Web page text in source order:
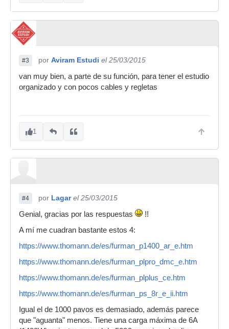
#3 por Aviram Estudi el 25/03/2015
van muy bien, a parte de su función, para tener el estudio
organizado y con pocos cables y regletas
1
#4 por Lagar el 25/03/2015
Genial, gracias por las respuestas
!!
A mí me cuadran bastante estos 4:
https://www.thomann.de/es/furman_p1400_ar_e.htm
https://www.thomann.de/es/furman_plpro_dmc_e.htm
https://www.thomann.de/es/furman_plplus_ce.htm
https://www.thomann.de/es/furman_ps_8r_e_ii.htm
Igual el de 1000 pavos es demasiado, además parece
que "aguanta" menos. Tiene una carga máxima de 6A